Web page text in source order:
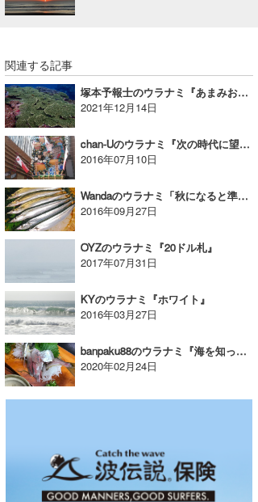
関連する記事
塚本予報士のウラナミ『あまみおおしま』
2021年12月14日
chan-Uのウラナミ『次の時代に望むこと』
2016年07月10日
Wandaのウラナミ「秋になると準備するものって・・・？」
2016年09月27日
OYZのウラナミ『20ドル札』
2017年07月31日
KYのウラナミ『ホワイト』
2016年03月27日
banpaku88のウラナミ『海を知って！モット海を好きになろう♥24』
2020年02月24日